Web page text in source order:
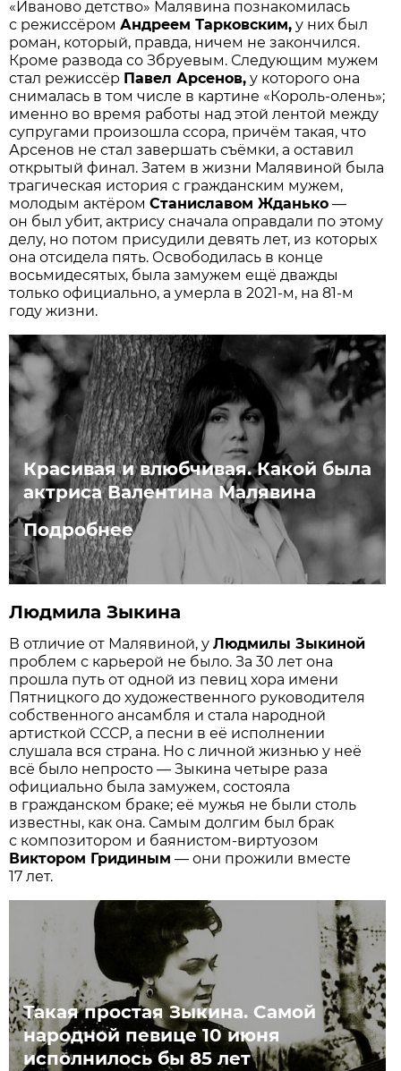
«Иваново детство» Малявина познакомилась
с режиссёромАндреем Тарковским, у них был
роман, который, правда, ничем не закончился.
Кроме развода со Збруевым. Следующим мужем
стал режиссёр Павел Арсенов, у которого она
снималась в том числе в картине «Король-олень»;
именно во время работы над этой лентой между
супругами произошла ссора, причём такая, что
Арсенов не стал завершать съёмки, а оставил
открытый финал. Затем в жизни Малявиной была
трагическая история с гражданским мужем,
молодым актёромСтаниславом Жданько —
он был убит, актрису сначала оправдали по этому
делу, но потом присудили девять лет, из которых
она отсидела пять. Освободилась в конце
восьмидесятых, была замужем ещё дважды
только официально, а умерла в 2021-м, на 81-м
году жизни.
Красивая и влюбчивая. Какой была
актриса Валентина Малявина
Подробнее
Людмила Зыкина
В отличие от Малявиной, уЛюдмилы Зыкиной
проблем с карьерой не было. За 30 лет она
прошла путь от одной из певиц хора имени
Пятницкого до художественного руководителя
собственного ансамбля и стала народной
артисткой СССР, а песни в её исполнении
слушала вся страна. Но с личной жизнью у неё
всё было непросто — Зыкина четыре раза
официально была замужем, состояла
в гражданском браке; её мужья не были столь
известны, как она. Самым долгим был брак
с композитором и баянистом-виртуозом
Виктором Гридиным — они прожили вместе
17 лет.
Такая простая Зыкина. Самой
народной певице 10 июня
исполнилось бы 85 лет